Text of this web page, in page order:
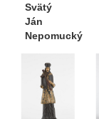
Svätý
Ján
Nepomucký